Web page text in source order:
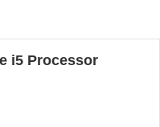
i5 Processor